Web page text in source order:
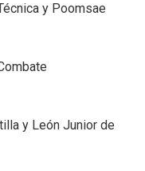
y Poomsae
y León Junior de